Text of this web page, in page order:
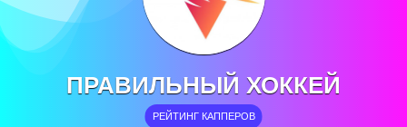
ПРАВИЛЬНЫЙ ХОККЕЙ
РЕЙТИНГ КАППЕРОВ